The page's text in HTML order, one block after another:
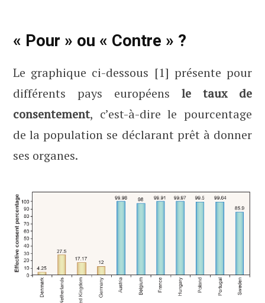
« Pour » ou « Contre » ?
Le graphique ci-dessous [1] présente pour
différents pays européens le taux de
consentement, c’est-à-dire le pourcentage
de la population se déclarant prêt à donner
ses organes.